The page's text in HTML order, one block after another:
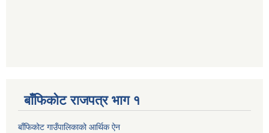
बाँफिकोट राजपत्र भाग १
बाँफिकोट गाउँपालिकाको आर्थिक ऐन